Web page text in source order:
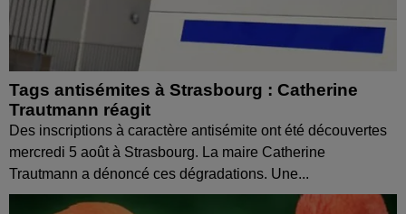
Tags antisémites à Strasbourg : Catherine
Trautmann réagit
Des inscriptions à caractère antisémite ont été découvertes
mercredi 5 août à Strasbourg. La maire Catherine
Trautmann a dénoncé ces dégradations. Une...